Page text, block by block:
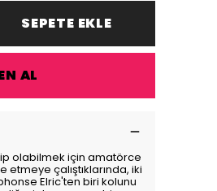
SEPETE EKLE
AL
olabilmek için amatörce
çalıştıklarında, iki
Elric'ten biri kolunu